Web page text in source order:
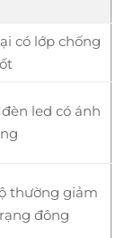
có lớp chống
led có ánh
thường giảm
đông